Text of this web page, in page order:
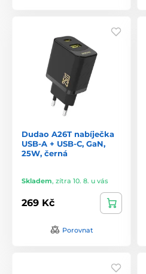
Dudao A26T nabíječka
USB-A + USB-C, GaN,
25W, černá
Skladem, zítra 10. 8. u vás
269 Kč
Porovnat